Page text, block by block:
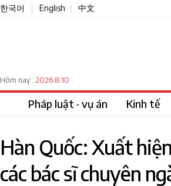
한국어 English 中文
Hôm nay : 2026.8.10
Pháp luật · vụ án Kinh tế
Hàn Quốc: Xuất
các bác sĩ chuyên